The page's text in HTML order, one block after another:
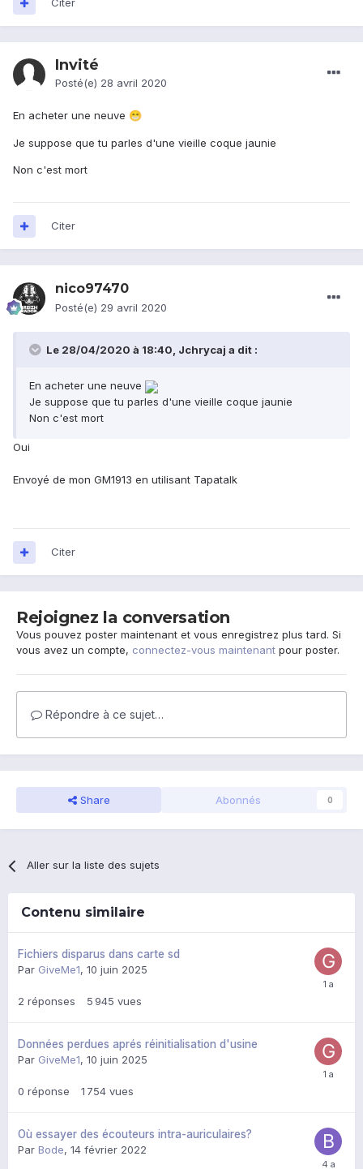
Citer
Invité
Posté(e) 28 avril 2020
En acheter une neuve 😁
Je suppose que tu parles d'une vieille coque jaunie
Non c'est mort
Citer
nico97470
Posté(e) 29 avril 2020
Le 28/04/2020 à 18:40, Jchrycaj a dit :
En acheter une neuve
Je suppose que tu parles d'une vieille coque jaunie
Non c'est mort
Oui
Envoyé de mon GM1913 en utilisant Tapatalk
Citer
Rejoignez la conversation
Vous pouvez poster maintenant et vous enregistrez plus tard. Si
vous avez un compte, connectez-vous maintenant pour poster.
Répondre à ce sujet…
Share Abonnés 0
Aller sur la liste des sujets
Contenu similaire
Fichiers disparus dans carte sd
Par GiveMe1, 10 juin 2025
2 réponses 5 945 vues
Données perdues aprés réinitialisation d'usine
Par GiveMe1, 10 juin 2025
0 réponse 1 754 vues
Où essayer des écouteurs intra-auriculaires?
Par Bode, 14 février 2022